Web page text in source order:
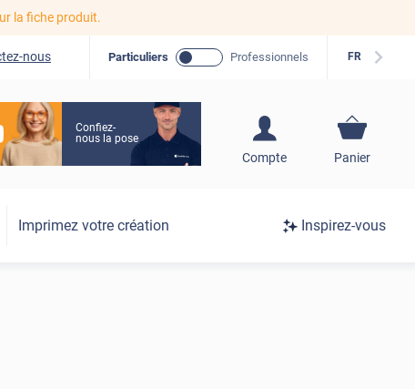
la fiche produit.
nous Particuliers Professionnels FR
Confiez-
nous la pose
Compte
S'inscrire / Se
Panier
Imprimez votre création Inspirez-vous